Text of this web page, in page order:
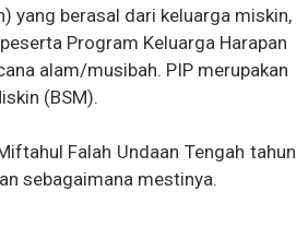
yang berasal dari keluarga miskin,
Program Keluarga Harapan
alam/musibah. PIP merupakan
(BSM).
Falah Undaan Tengah tahun
sebagaimana mestinya.